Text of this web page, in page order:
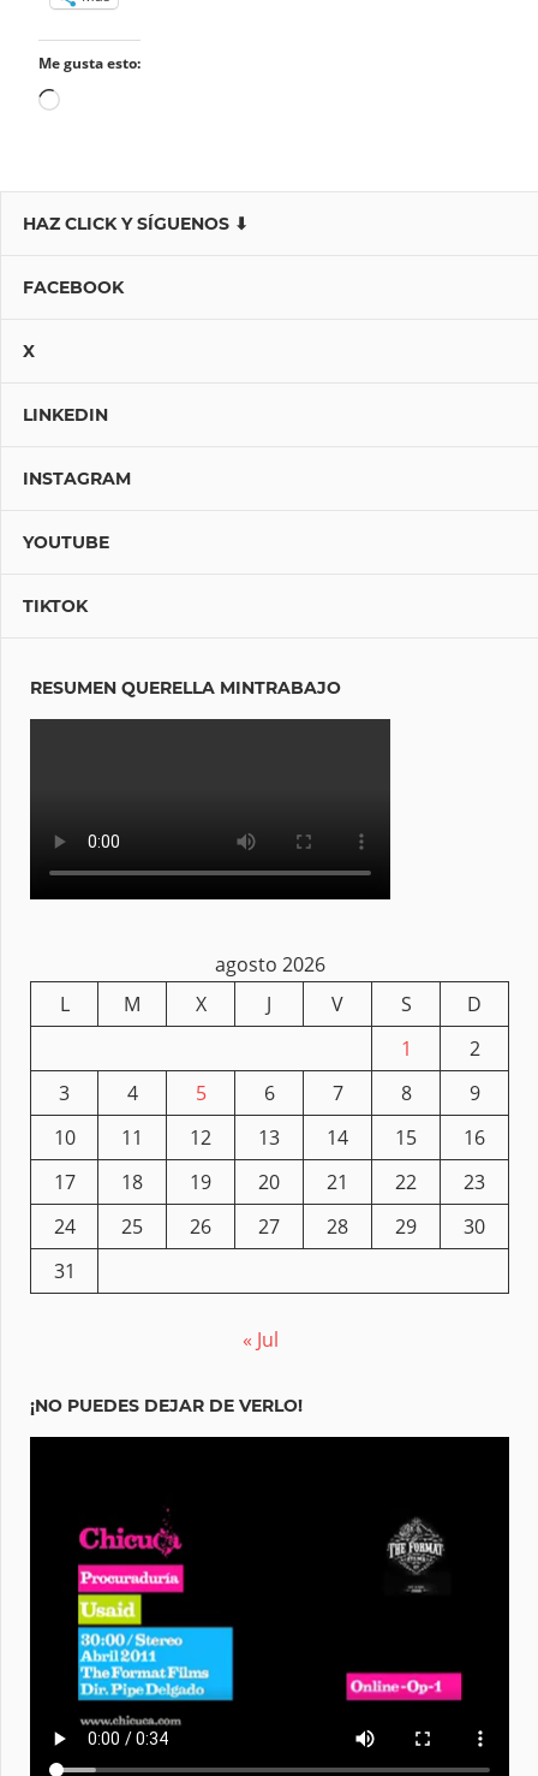
Me gusta esto:
Cargando...
HAZ CLICK Y SÍGUENOS ⬇
FACEBOOK
X
LINKEDIN
INSTAGRAM
YOUTUBE
TIKTOK
RESUMEN QUERELLA MINTRABAJO
agosto 2026
L
M X J V S
D
1
2
3
4 5 6 7 8
9
10
11 12 13 14 15
16
17
18 19 20 21 22
23
24
25 26 27 28 29
30
31
« Jul
¡NO PUEDES DEJAR DE VERLO!